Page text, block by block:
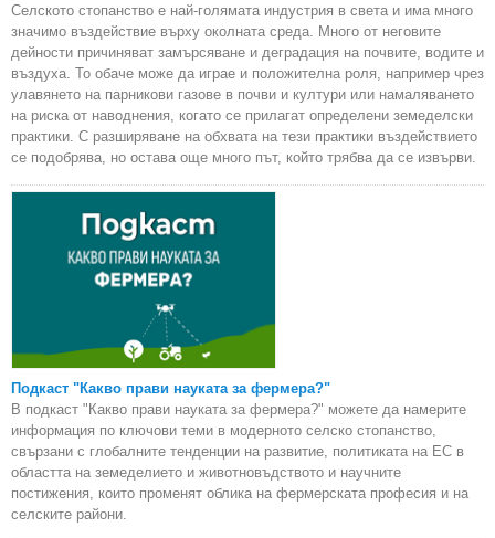
Селското стопанство е най-голямата индустрия в света и има много
значимо въздействие върху околната среда. Много от неговите
дейности причиняват замърсяване и деградация на почвите, водите и
въздуха. То обаче може да играе и положителна роля, например чрез
улавянето на парникови газове в почви и култури или намаляването
на риска от наводнения, когато се прилагат определени земеделски
практики. С разширяване на обхвата на тези практики въздействието
се подобрява, но остава още много път, който трябва да се извърви.
Подкаст "Какво прави науката за фермера?"
В подкаст "Какво прави науката за фермера?" можете да намерите
информация по ключови теми в модерното селско стопанство,
свързани с глобалните тенденции на развитие, политиката на ЕС в
областта на земеделието и животновъдството и научните
постижения, които променят облика на фермерската професия и на
селските райони.